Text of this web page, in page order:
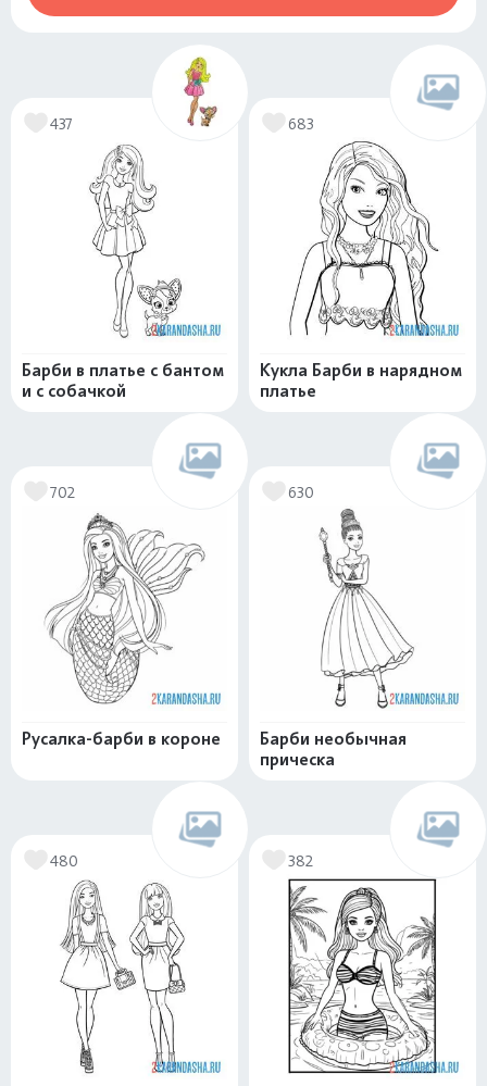
437
Барби в платье с бантом
и с собачкой
683
Кукла Барби в нарядном
платье
702
Русалка-барби в короне
630
Барби необычная
прическа
480 382